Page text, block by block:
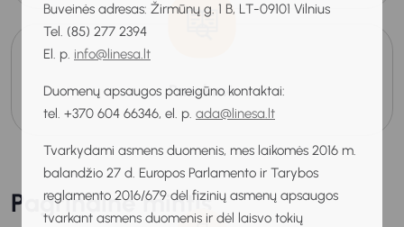
Buveinės adresas: Žirmūnų g. 1 B, LT-09101 Vilnius
Tel. (85) 277 2394
El. p. info@linesa.lt
Duomenų apsaugos pareigūno kontaktai:
tel. +370 604 66346, el. p. ada@linesa.lt
Tvarkydami asmens duomenis, mes laikomės 2016 m.
balandžio 27 d. Europos Parlamento ir Tarybos
reglamento 2016/679 dėl fizinių asmenų apsaugos
tvarkant asmens duomenis ir dėl laisvo tokių
Pasekmė
Pagrindinė mintis